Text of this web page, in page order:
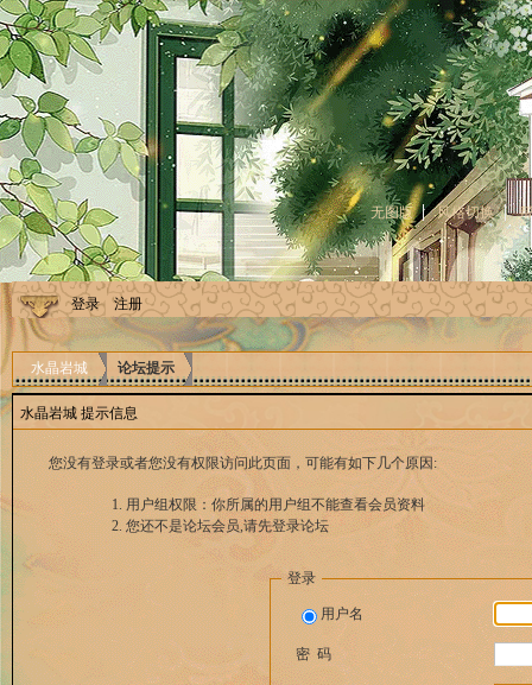
无图版 风格切换
登录 注册
水晶岩城 论坛提示
水晶岩城 提示信息
您没有登录或者您没有权限访问此页面，可能有如下几个原因:
用户组权限：你所属的用户组不能查看会员资料
您还不是论坛会员,请先登录论坛
登录
用户名
密 码